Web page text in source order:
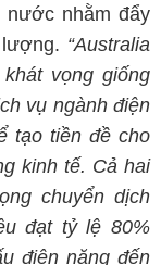
nước nhằm đẩy
“Australia
vọng giống
vụ ngành điện
tạo tiền đề cho
kinh tế. Cả hai
chuyển dịch
đạt tỷ lệ 80%
điện năng đến